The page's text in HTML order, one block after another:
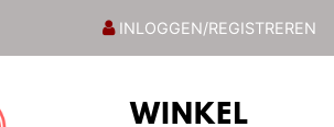
INLOGGEN/REGISTREREN